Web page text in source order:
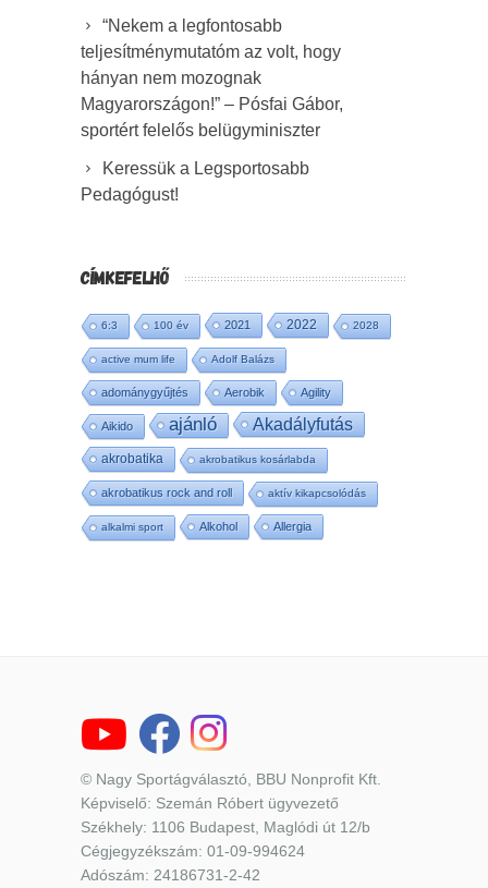
“Nekem a legfontosabb
teljesítménymutatóm az volt, hogy
hányan nem mozognak
Magyarországon!” – Pósfai Gábor,
sportért felelős belügyminiszter
Keressük a Legsportosabb
Pedagógust!
CÍMKEFELHŐ
6:3 100 év 2021 2022 2028
active mum life Adolf Balázs
adománygyűjtés Aerobik Agility
Aikido ajánló Akadályfutás
akrobatika akrobatikus kosárlabda
akrobatikus rock and roll aktív kikapcsolódás
alkalmi sport Alkohol Allergia
© Nagy Sportágválasztó, BBU Nonprofit Kft.
Képviselő: Szemán Róbert ügyvezető
Székhely: 1106 Budapest, Maglódi út 12/b
Cégjegyzékszám: 01-09-994624
Adószám: 24186731-2-42